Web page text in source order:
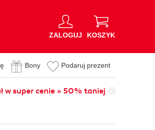
ZALOGUJ KOSZYK
Bony Podaruj prezent
w super cenie » 50% taniej